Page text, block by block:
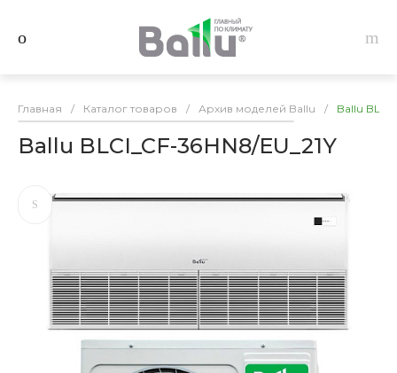
Главная / Каталог товаров / Архив моделей Ballu / Ballu
Ballu BLCI_CF-36HN8/EU_21Y